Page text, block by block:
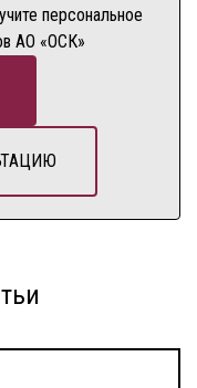
персональное
АО «ОСК»